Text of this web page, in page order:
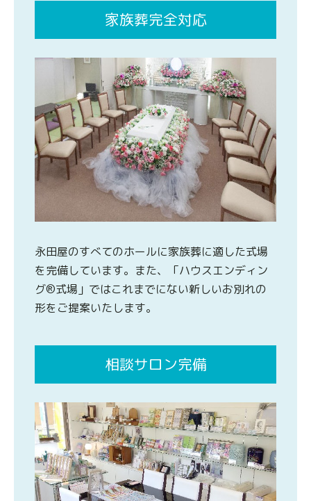
家族葬完全対応
永田屋のすべてのホールに家族葬に適した式場
を完備しています。また、「ハウスエンディン
グ®式場」ではこれまでにない新しいお別れの
形をご提案いたします。
相談サロン完備